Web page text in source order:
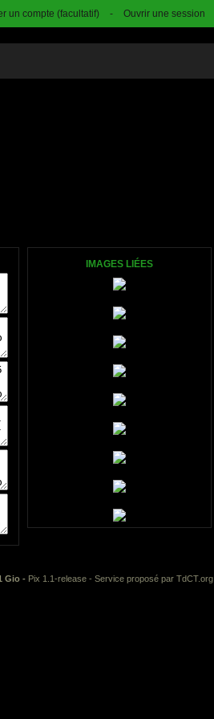
un compte (facultatif) - Ouvrir une session
IMAGES LIÉES
Gio - Pix 1.1-release - Service proposé par TdCT.org